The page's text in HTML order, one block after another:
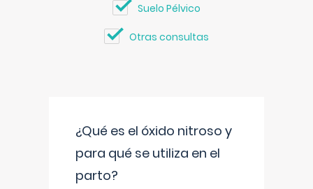
Suelo Pélvico
Otras consultas
¿Qué es el óxido nitroso y
para qué se utiliza en el
parto?